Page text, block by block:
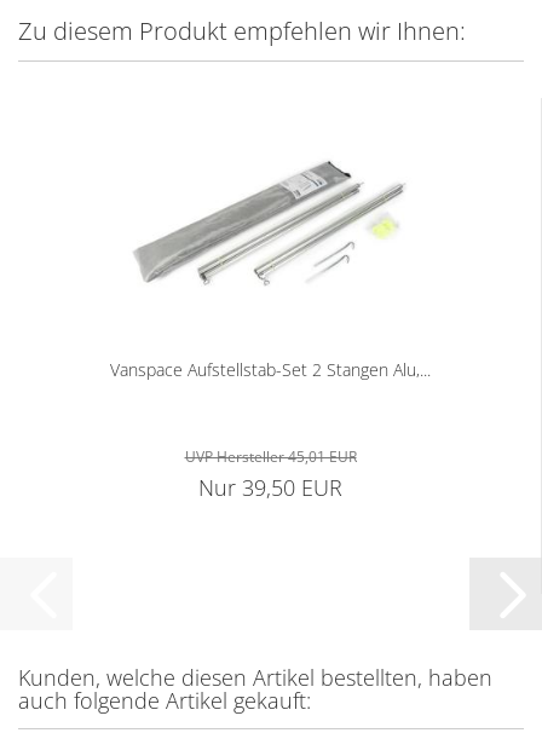
Zu diesem Produkt empfehlen wir Ihnen:
Vanspace Aufstellstab-Set 2 Stangen Alu,...
UVP Hersteller 45,01 EUR
Nur 39,50 EUR
Kunden, welche diesen Artikel bestellten, haben
auch folgende Artikel gekauft: